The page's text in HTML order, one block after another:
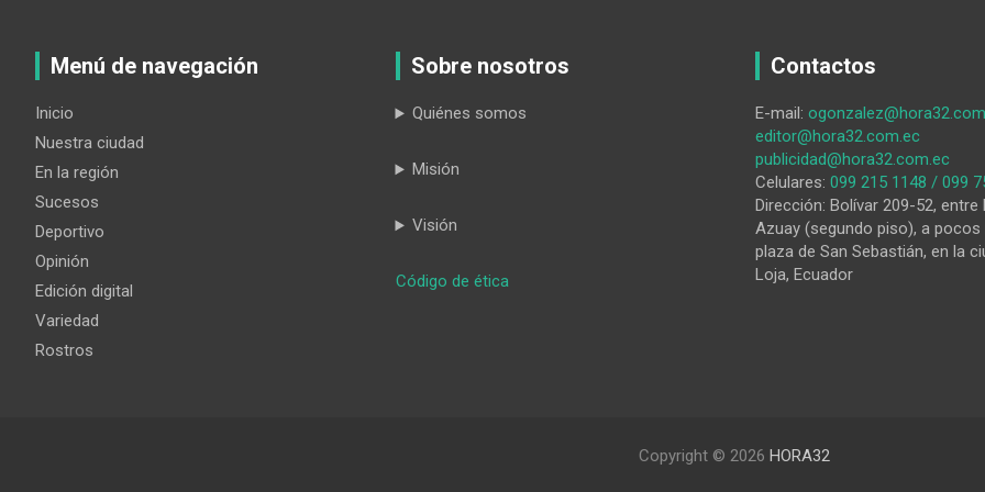
Menú de navegación
Inicio
Nuestra ciudad
En la región
Sucesos
Deportivo
Opinión
Edición digital
Variedad
Rostros
Sobre nosotros
Quiénes somos
Misión
Visión
Código de ética:
Contactos
E-mail:
editor@hora32.com.ec
publicidad@hora32.com.ec
Celulares: 099 215 1148 / 099
Dirección: Bolívar 209-52, entre
Azuay (segundo piso), a
plaza de San Sebastián, en la
Loja, Ecuador
Copyright © 2026 HORA32